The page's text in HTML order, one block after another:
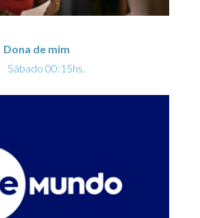
Dona de mim
Sábado 00:15hs.